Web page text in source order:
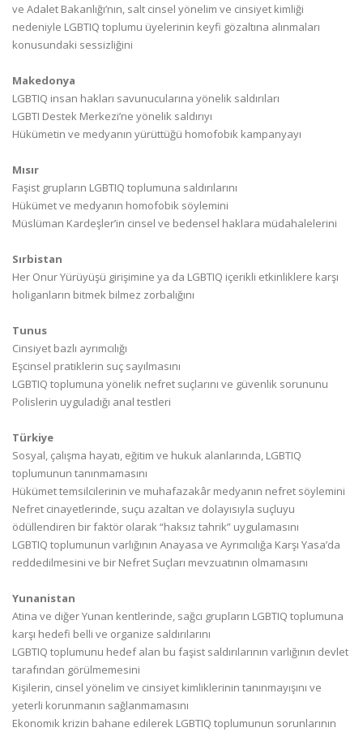
ve Adalet Bakanlığı’nın, salt cinsel yönelim ve cinsiyet kimliği
nedeniyle LGBTIQ toplumu üyelerinin keyfi gözaltına alınmaları
konusundaki sessizliğini
Makedonya
LGBTIQ insan hakları savunucularına yönelik saldırıları
LGBTI Destek Merkezi’ne yönelik saldırıyı
Hükümetin ve medyanın yürüttüğü homofobik kampanyayı
Mısır
Faşist grupların LGBTIQ toplumuna saldırılarını
Hükümet ve medyanın homofobik söylemini
Müslüman Kardeşler’in cinsel ve bedensel haklara müdahalelerini
Sırbistan
Her Onur Yürüyüşü girişimine ya da LGBTIQ içerikli etkinliklere karşı
holiganların bitmek bilmez zorbalığını
Tunus
Cinsiyet bazlı ayrımcılığı
Eşcinsel pratiklerin suç sayılmasını
LGBTIQ toplumuna yönelik nefret suçlarını ve güvenlik sorununu
Polislerin uyguladığı anal testleri
Türkiye
Sosyal, çalışma hayatı, eğitim ve hukuk alanlarında, LGBTIQ
toplumunun tanınmamasını
Hükümet temsilcilerinin ve muhafazakâr medyanın nefret söylemini
Nefret cinayetlerinde, suçu azaltan ve dolayısıyla suçluyu
ödüllendiren bir faktör olarak “haksız tahrik” uygulamasını
LGBTIQ toplumunun varlığının Anayasa ve Ayrımcılığa Karşı Yasa’da
reddedilmesini ve bir Nefret Suçları mevzuatının olmamasını
Yunanistan
Atina ve diğer Yunan kentlerinde, sağcı grupların LGBTIQ toplumuna
karşı hedefi belli ve organize saldırılarını
LGBTIQ toplumunu hedef alan bu faşist saldırılarının varlığının devlet
tarafından görülmemesini
Kişilerin, cinsel yönelim ve cinsiyet kimliklerinin tanınmayışını ve
yeterli korunmanın sağlanmamasını
Ekonomik krizin bahane edilerek LGBTIQ toplumunun sorunlarının